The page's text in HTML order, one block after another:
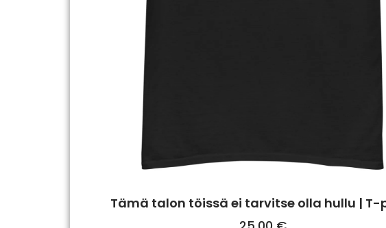
Tämä talon töissä ei tarvitse olla hullu |